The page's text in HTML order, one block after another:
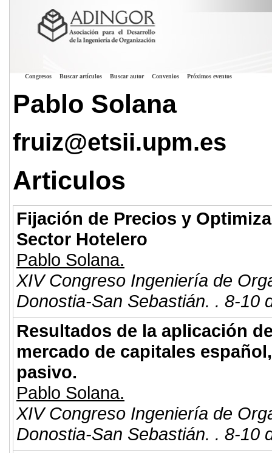
Congresos Buscar artículos Buscar autor Convenios Próximos eventos
Pablo Solana
fruiz@etsii.upm.es
Articulos
Fijación de Precios y
Sector Hotelero
Pablo Solana.
XIV Congreso Ingeniería de
Donostia-San Sebastián. . 8-10
Resultados de la aplicación
mercado de capitales
pasivo.
Pablo Solana.
XIV Congreso Ingeniería de
Donostia-San Sebastián. . 8-10